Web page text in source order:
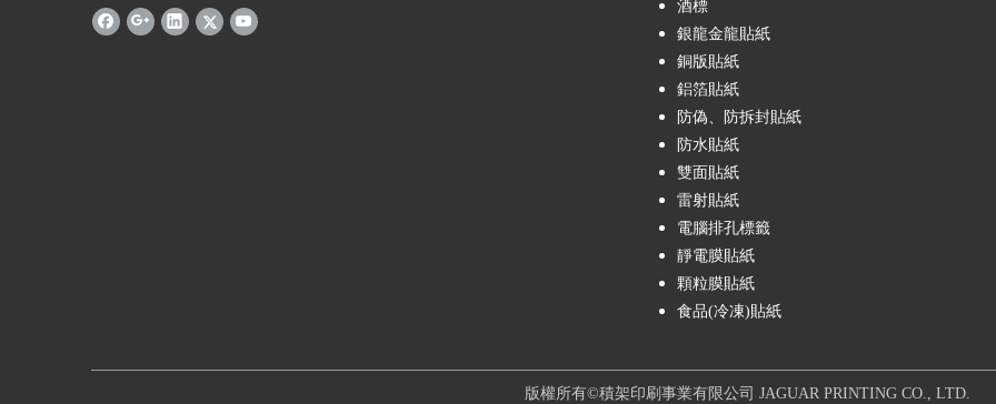
酒標
銀龍金龍貼紙
銅版貼紙
鋁箔貼紙
防偽、防拆封貼紙
防水貼紙
雙面貼紙
雷射貼紙
電腦排孔標籤
靜電膜貼紙
顆粒膜貼紙
食品(冷凍)貼紙
版權所有©積架印刷事業有限公司 JAGUAR PRINTING CO., LTD.